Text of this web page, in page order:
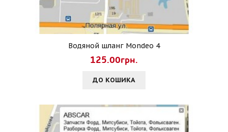
Водяной шланг Mondeo 4
125.00грн.
ДО КОШИКА